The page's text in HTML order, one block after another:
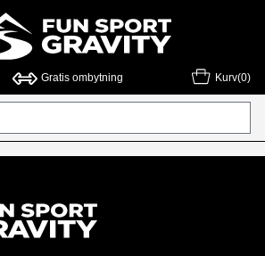
Gratis ombytning Kurv(0)